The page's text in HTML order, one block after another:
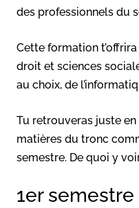
des professionnels du
Cette formation
droit et sciences
au choix, de
Tu retrouveras juste
matières du tronc
semestre. De quoi y
1er semestre